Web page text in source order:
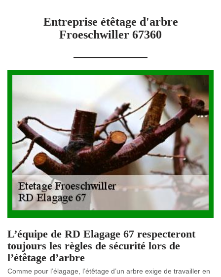
Entreprise étêtage d'arbre
Froeschwiller 67360
L’équipe de RD Elagage 67 respecteront
toujours les règles de sécurité lors de
l’étêtage d’arbre
Comme pour l’élagage, l’étêtage d’un arbre exige de travailler en